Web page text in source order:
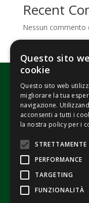
Recent
Nessun commento
Fondazione Senza
–
C. F. 90008460207 –
Registro Unico
Crediti immagini:di
tramite
Questo sito
cookie
Questo sito web
migliorare la tua
navigazione.
acconsenti a tutti i
la nostra policy per i
STRETTAMENTE
PERFORMANCE
TARGETING
FUNZIONALITÀ